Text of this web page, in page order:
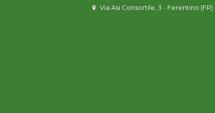
Via Asi Consortile, 3 - Ferentino (FR)